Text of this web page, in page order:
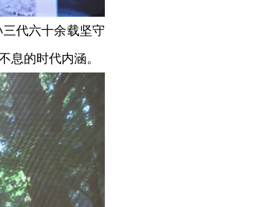
代六十余载坚守
息的时代内涵。